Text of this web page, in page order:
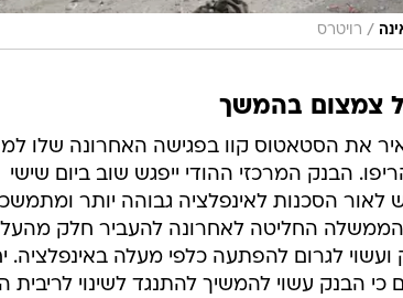
/ רויטרס
צמצום בהמשך
את הסטאטוס קוו בפגישה האחרונה שלו
הבנק המרכזי ההודי ייפגש שוב ביום שישי
לאור הסכנות לאינפלציה גבוהה יותר
הממשלה החליטה לאחרונה להעביר חלק
לגרום להפתעה כלפי מעלה באינפלציה.
הבנק עשוי להמשיך להתנגד לשינוי לריבית